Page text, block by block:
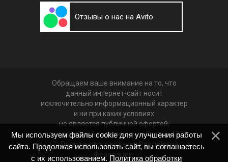
Отзывы о нас на Avito
Обращаем ваше внимание на то, что
данный интернет-сайт носит
исключительно информационный характер
и ни при каких условиях
не является публичной офертой,
определяемой положениями Статьи 437
(2) Гражданского кодекса Российской
Федерации.
Мы используем файлы cookie для улучшения работы
сайта. Продолжая использовать сайт, вы соглашаетесь
с их использованием.Политика обработки